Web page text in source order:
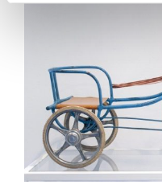
Cavalli con